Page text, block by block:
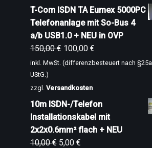
T-Com ISDN TA Eumex 5000PC
Telefonanlage mit So-Bus 4
a/b USB1.0 + NEU in OVP
150,00€ 100,00 €
inkl. MwSt. (differenzbesteuert nach §25a
UStG.)
zzgl. Versandkosten
10m ISDN-/Telefon
Installationskabel mit
2x2x0.6mm² flach + NEU
10,00€ 5,00 €